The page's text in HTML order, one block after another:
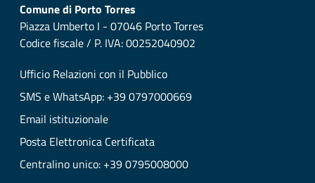
Comune di Porto Torres
Piazza Umberto I - 07046 Porto Torres
Codice fiscale / P. IVA: 00252040902
Ufficio Relazioni con il Pubblico
SMS e WhatsApp: +39 0797000669
Email istituzionale
Posta Elettronica Certificata
Centralino unico: +39 0795008000